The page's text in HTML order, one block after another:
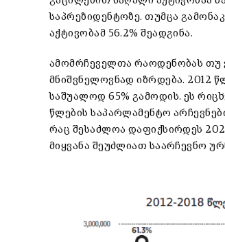
საპრეზიდენტოზე. თუმცა
აქტივობამ 56.2% შეადგინა.
ამომრჩეველთა რაოდენობას თუ
მნიშვნელოვნად იზრდება. 2012
საშუალოდ 65% გამოდის. ეს
წლების საპარლამენტო
რაც შესაძლოა დაფიქსირდეს
მიყვანა შეუძლიათ საარჩევნო